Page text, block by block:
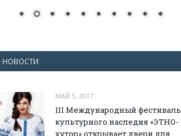
НОВОСТИ
МАЙ 5, 2017
III Международный фестиваль
культурного наследия «ЭТНО-
хутор» открывает двери для